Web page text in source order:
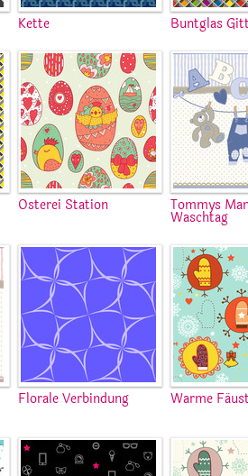
Kette Buntglas
Osterei Station Tommys
Waschtag
Florale Verbindung Warme